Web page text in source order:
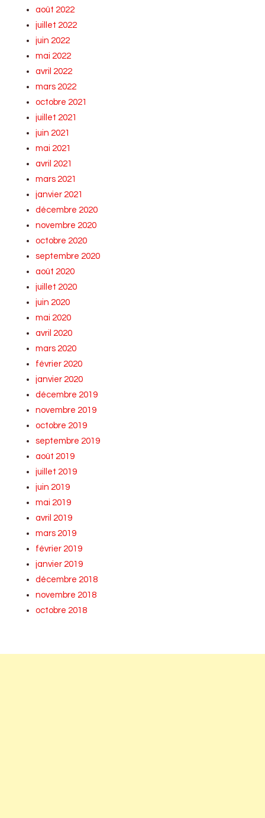
août 2022
juillet 2022
juin 2022
mai 2022
avril 2022
mars 2022
octobre 2021
juillet 2021
juin 2021
mai 2021
avril 2021
mars 2021
janvier 2021
décembre 2020
novembre 2020
octobre 2020
septembre 2020
août 2020
juillet 2020
juin 2020
mai 2020
avril 2020
mars 2020
février 2020
janvier 2020
décembre 2019
novembre 2019
octobre 2019
septembre 2019
août 2019
juillet 2019
juin 2019
mai 2019
avril 2019
mars 2019
février 2019
janvier 2019
décembre 2018
novembre 2018
octobre 2018